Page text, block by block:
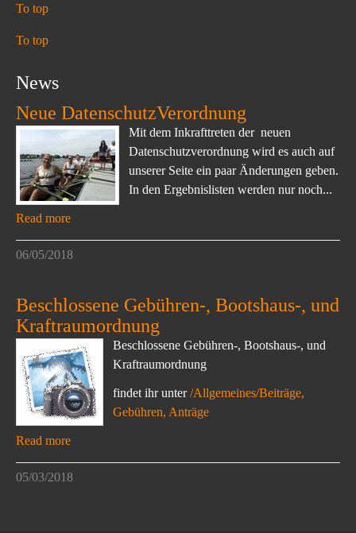
To top
To top
News
Neue DatenschutzVerordnung
Mit dem Inkrafttreten der neuen
Datenschutzverordnung wird es auch auf
unserer Seite ein paar Änderungen geben.
In den Ergebnislisten werden nur noch...
Read more
06/05/2018
Beschlossene Gebühren-, Bootshaus-, und
Kraftraumordnung
Beschlossene Gebühren-, Bootshaus-, und
Kraftraumordnung
findet ihr unter/Allgemeines/Beiträge,
Gebühren, Anträge
Read more
05/03/2018